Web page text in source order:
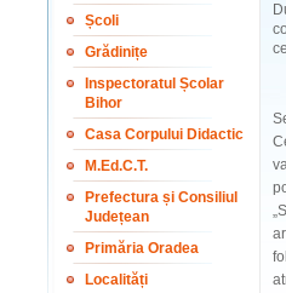
Școli
Grădinițe
Inspectoratul Școlar
Bihor
Casa Corpului Didactic
M.Ed.C.T.
Prefectura și Consiliul
Județean
Primăria Oradea
Localități